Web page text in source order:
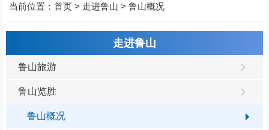
当前位置： 首页 > 走进鲁山 > 鲁山概况
走进鲁山
鲁山旅游
鲁山览胜
鲁山概况